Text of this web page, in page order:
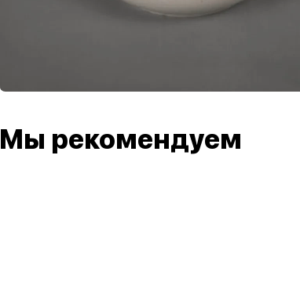
Мы рекомендуем